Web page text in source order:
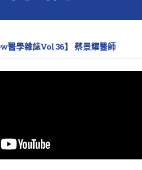
醫學雜誌Vol 36】 蔡景耀醫師